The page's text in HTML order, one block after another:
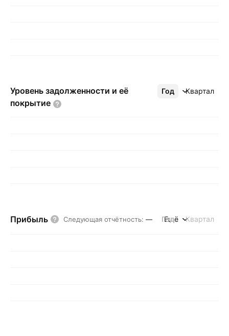
Уровень задолженности и её
покрытие
Год Квартал
Ещё
Прибыль Следующая отчётность: — Год Квартал
Ещё